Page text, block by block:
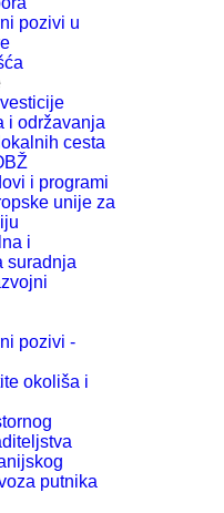
pozivi u
i održavanja
cesta
i programi
unije za
i
suradnja
pozivi -
okoliša i
putnika